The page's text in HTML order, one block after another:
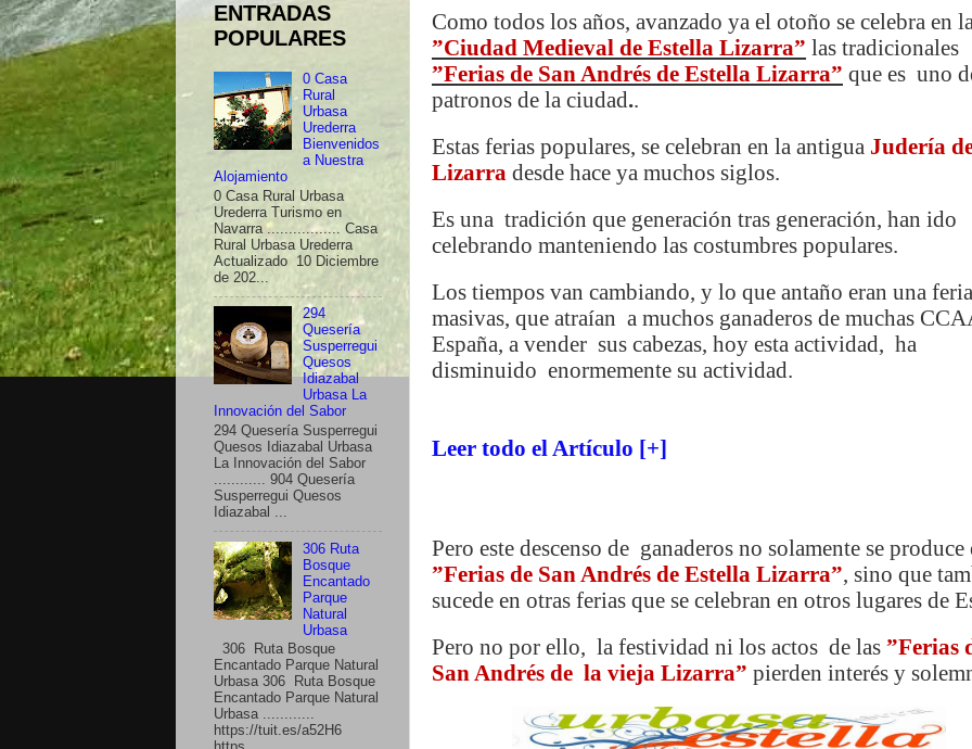
Como todos los años, avanzado ya el otoño se celebra en
”Ciudad Medieval de Estella Lizarra” las tradicionales
”Ferias de San Andrés de Estella Lizarra” que es uno
patronos de la ciudad..
Estas ferias populares, se celebran en la antigua Judería
Lizarra desde hace ya muchos siglos.
Es una tradición que generación tras generación, han ido
celebrando manteniendo las costumbres populares.
Los tiempos van cambiando, y lo que antaño eran una
masivas, que atraían a muchos ganaderos de muchas
España, a vender sus cabezas, hoy esta actividad, ha
disminuido enormemente su actividad.
Leer todo el Artículo [+]
Pero este descenso de ganaderos no solamente se produce
”Ferias de San Andrés de Estella Lizarra”, sino que
sucede en otras ferias que se celebran en otros lugares de
Pero no por ello, la festividad ni los actos de las ”Ferias
San Andrés de la vieja Lizarra” pierden interés y
ENTRADAS
POPULARES
0 Casa
Rural
Urbasa
Urederra
Bienvenidos
a Nuestra
Alojamiento
0 Casa Rural Urbasa
Urederra Turismo en
Navarra ................. Casa
Rural Urbasa Urederra
Actualizado 10 Diciembre
de 202...
294
Quesería
Susperregui
Quesos
Idiazabal
Urbasa La
Innovación del Sabor
294 Quesería Susperregui
Quesos Idiazabal Urbasa
La Innovación del Sabor
............ 904 Quesería
Susperregui Quesos
Idiazabal ...
306 Ruta
Bosque
Encantado
Parque
Natural
Urbasa
306 Ruta Bosque
Encantado Parque Natural
Urbasa 306 Ruta Bosque
Encantado Parque Natural
Urbasa ............
https://tuit.es/a52H6